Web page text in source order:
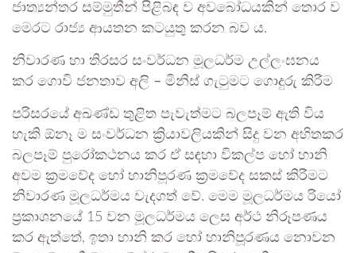
ජාත්‍යන්තර සම්මුතීන් පිළිබඳ ව අවබෝධයකින් තොර ව
මෙරට රාජ්‍ය ආයතන කටයුතු කරන බව ය.
නිවාරණ හා තිරසර සංවර්ධන මූලධර්ම උල්ලංඝනය
කර ගොවි ජනතාව අලි – මිනිස් ගැටුමට ගොදුරු කිරීම
පරිසරයේ අඛණ්ඩ තුළිත පැවැත්මට බලපෑම් ඇති විය
හැකි ඕනෑ ම සංවර්ධන ක්‍රියාවලියකින් සිදු වන අහිතකර
බලපෑම් පුරෝකථනය කර ඒ සඳහා විකල්ප හෝ හානි
අවම ක්‍රමවේද හෝ හානිපූරණ ක්‍රමවේද සකස් කිරීමට
නිවාරණ මූලධර්මය වැදගත් වේ. මෙම මූලධර්මය රියෝ
ප්‍රකාශනයේ 15 වන මූලධර්මය ලෙස අර්ථ නිරූපණය
කර ඇත්තේ, ඉතා හානි කර හෝ හානිපූරණය නොවන